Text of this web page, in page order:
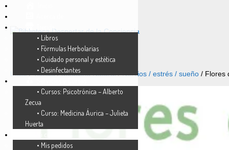
Inicio/Tienda/Medicina Natural/Nervios / estrés / sueño / Flores
Tienda
• Libros
• Fórmulas Herbolarias
• Cuidado personal y estética
• Desinfectantes
• Cursos: Psicotrónica – Alberto
Zecua
• Curso: Medicina Áurica – Julieta
Huerta
• Mis pedidos